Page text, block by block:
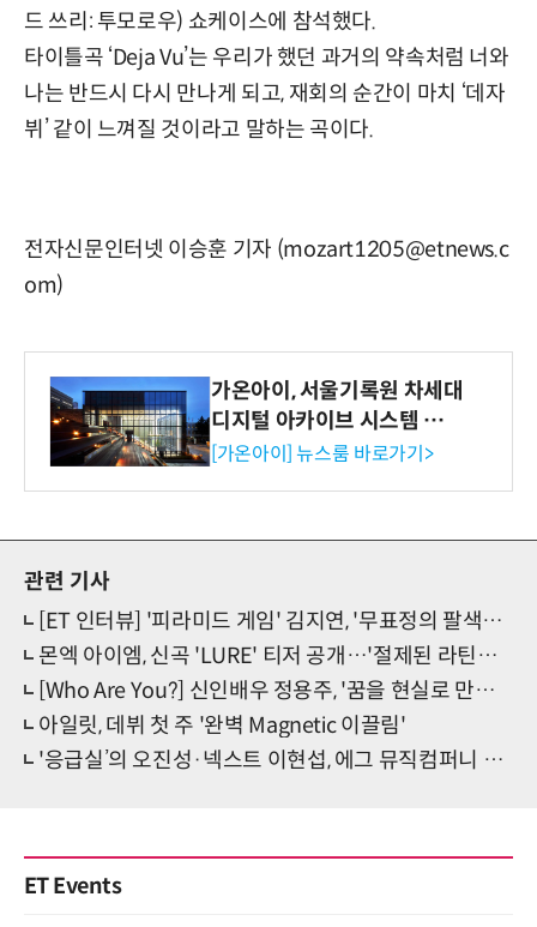
드 쓰리: 투모로우) 쇼케이스에 참석했다.
타이틀곡 ‘Deja Vu’는 우리가 했던 과거의 약속처럼 너와
나는 반드시 다시 만나게 되고, 재회의 순간이 마치 ‘데자
뷔’ 같이 느껴질 것이라고 말하는 곡이다.
전자신문인터넷 이승훈 기자 (mozart1205@etnews.c
om)
가온아이, 서울기록원 차세대
디지털 아카이브 시스템 구축
수행
[가온아이] 뉴스룸 바로가기>
관련 기사
[ET 인터뷰] '피라미드 게임' 김지연, '무표정의 팔색조, 현실매력 가득'(종합)
몬엑 아이엠, 신곡 'LURE' 티저 공개…'절제된 라틴매혹' 예고
[Who Are You?] 신인배우 정용주, '꿈을 현실로 만드는 인간미 신예'
아일릿, 데뷔 첫 주 '완벽 Magnetic 이끌림'
'응급실’의 오진성·넥스트 이현섭, 에그 뮤직컴퍼니 전속계약 체결
ET Events